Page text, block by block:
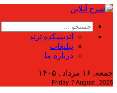
اندیشکده ترند
تبلیغات
درباره ما
جمعه, ۱۶ مرداد , ۱۴۰۵
Friday, 7 August , 2026